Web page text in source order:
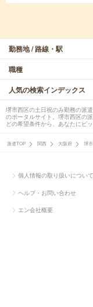
勤務地 / 路線・駅
職種
人気の検索インデックス
堺市西区の土日祝のみ勤務の派
のポータルサイト。堺市西区の
どの希望条件から、あなたにピ
派遣TOP 関西 大阪府 堺
個人情報の取り扱いについて
ヘルプ・お問い合わせ
エン会社概要